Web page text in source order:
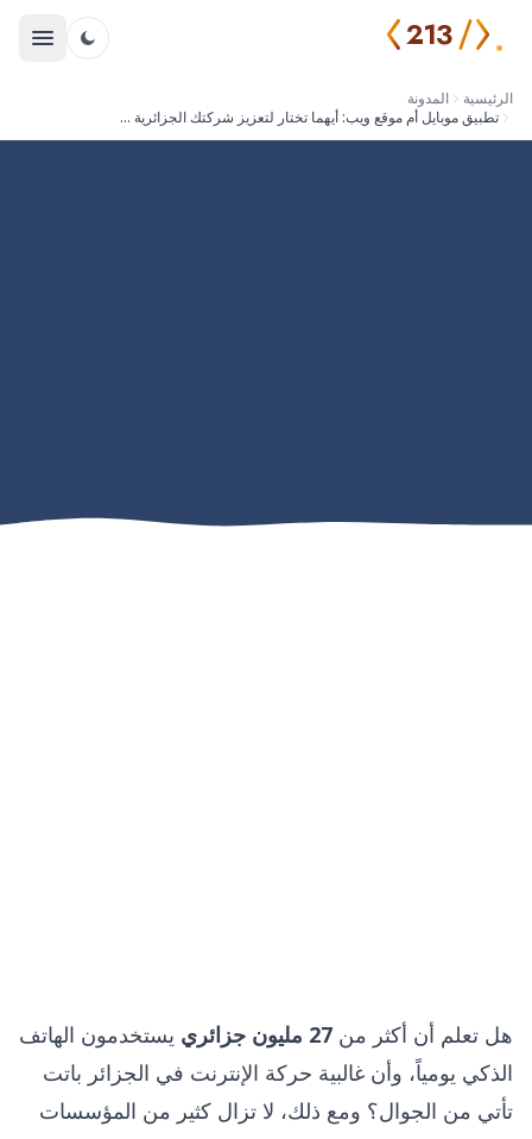
213
الرئيسية
المدونة
تطبيق موبايل أم موقع ويب: أيهما تختار لتعزيز شركتك الجزائرية في 2026؟
هل تعلم أن أكثر من 27 مليون جزائري
يستخدمون الهاتف
الذكي يومياً، وأن غالبية حركة الإنترنت في الجزائر باتت
تأتي من الجوال؟ ومع ذلك، لا تزال كثير من المؤسسات